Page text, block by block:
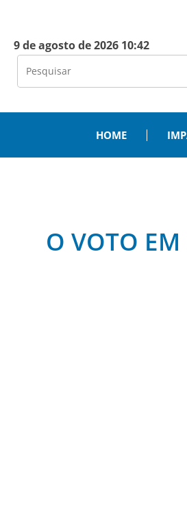
9 de agosto de 2026 10:42
HOME
O VOTO